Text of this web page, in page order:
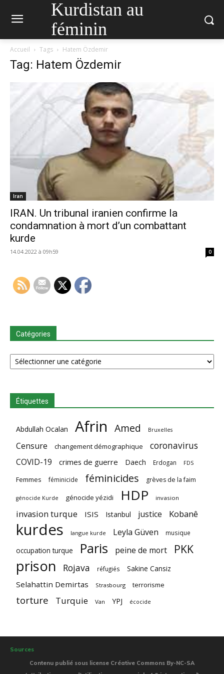
Kurdistan au
féminin
Accueil Tags Hatem Özdemir
Tag: Hatem Özdemir
Iran
IRAN. Un tribunal iranien confirme la
condamnation à mort d’un combattant
kurde
14.04.2022 à 09h59 0
Catégories
Catégories
Étiquettes
Abdullah Ocalan Afrin Amed Bruxelles
Censure changement démographique coronavirus
COVID-19 crimes de guerre Daech Erdogan FDS
Femmes féminicide féminicides grèves de la faim
génocide Kurde génocide yézidi HDP invasion
invasion turque ISIS Istanbul justice Kobanê
kurdes langue kurde Leyla Güven musique
occupation turque Paris peine de mort PKK
prison Rojava réfugiés Sakine Cansiz
Selahattin Demirtas Strasbourg terrorisme
torture Turquie Van YPJ écocide
Sources
Contenu publié sous license Créative Commons By-NC-SA